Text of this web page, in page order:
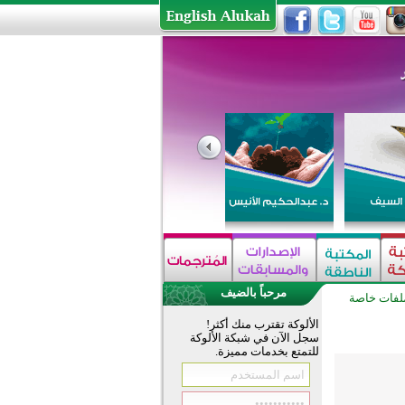
خاصة مرحباً بالضيف
الألوكة تقترب منك أكثر!
سجل الآن في شبكة الألوكة
للتمتع بخدمات مميزة.